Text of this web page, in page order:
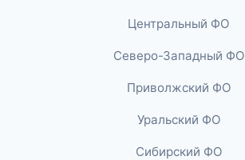
Центральный ФО
Северо-Западный ФО
Приволжский ФО
Уральский ФО
Сибирский ФО